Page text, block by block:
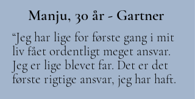
Manju, 30 år - Gartner
“Jeg har lige for første gang i mit
liv fået ordentligt meget ansvar.
Jeg er lige blevet far. Det er det
første rigtige ansvar, jeg har haft.